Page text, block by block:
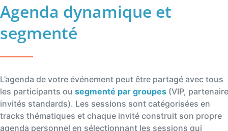
Agenda dynamique et
segmenté
L’agenda de votre événement peut être partagé avec tous
les participants ou segmenté par groupes (VIP,
invités standards). Les sessions sont catégorisées en
tracks thématiques et chaque invité construit son propre
agenda personnel en sélectionnant les sessions qui